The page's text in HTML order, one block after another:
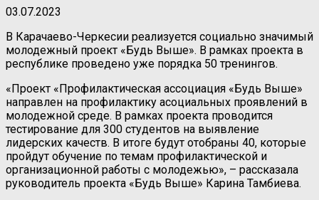
03.07.2023
В Карачаево-Черкесии реализуется социально значимый
молодежный проект «Будь Выше». В рамках проекта в
республике проведено уже порядка 50 тренингов.
«Проект «Профилактическая ассоциация «Будь Выше»
направлен на профилактику асоциальных проявлений в
молодежной среде. В рамках проекта проводится
тестирование для 300 студентов на выявление
лидерских качеств. В итоге будут отобраны 40, которые
пройдут обучение по темам профилактической и
организационной работы с молодежью», – рассказала
руководитель проекта «Будь Выше» Карина Тамбиева.